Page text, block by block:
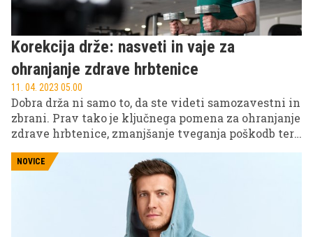
Korekcija drže: nasveti in vaje za
ohranjanje zdrave hrbtenice
11. 04. 2023 05.00
Dobra drža ni samo to, da ste videti samozavestni in
zbrani. Prav tako je ključnega pomena za ohranjanje
zdrave hrbtenice, zmanjšanje tveganja poškodb ter
NOVICE